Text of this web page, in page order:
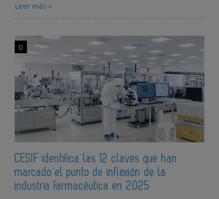
Leer más »
0
CESIF identifica las 12 claves que han
marcado el punto de inflexión de la
industria farmacéutica en 2025